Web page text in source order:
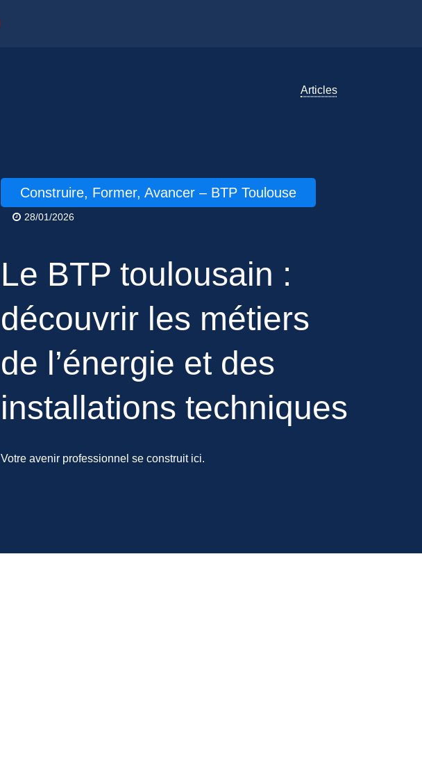
Articles
Construire, Former, Avancer – BTP Toulouse
28/01/2026
Le BTP toulousain :
découvrir les métiers
de l’énergie et des
installations techniques
Votre avenir professionnel se construit ici.